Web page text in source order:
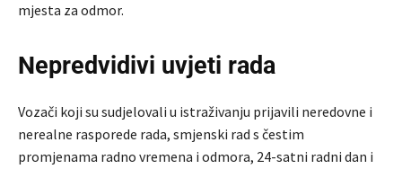
mjesta za odmor.
Nepredvidivi uvjeti rada
Vozači koji su sudjelovali u istraživanju prijavili neredovne i
nerealne rasporede rada, smjenski rad s čestim
promjenama radno vremena i odmora, 24-satni radni dan i